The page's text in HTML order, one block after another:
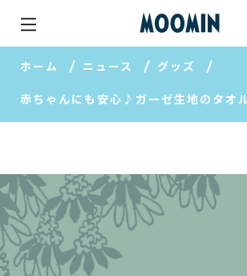
ホーム ニュース グッズ
赤ちゃんにも安心♪ガーゼ生地のタオ